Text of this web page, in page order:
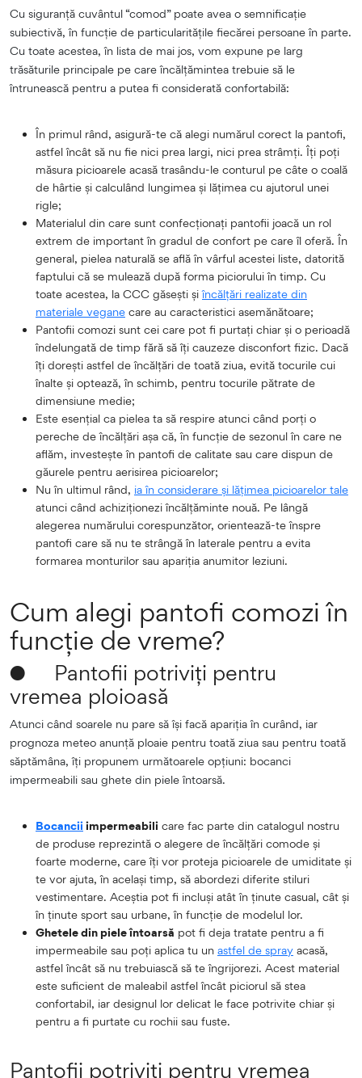
Cu siguranță cuvântul “comod” poate avea o semnificație
subiectivă, în funcție de particularitățile fiecărei persoane în parte.
Cu toate acestea, în lista de mai jos, vom expune pe larg
trăsăturile principale pe care încălțămintea trebuie să le
întrunească pentru a putea fi considerată confortabilă:
În primul rând, asigură-te că alegi numărul corect la pantofi,
astfel încât să nu fie nici prea largi, nici prea strâmți. Îți poți
măsura picioarele acasă trasându-le conturul pe câte o coală
de hârtie și calculând lungimea și lățimea cu ajutorul unei
rigle;
Materialul din care sunt confecționați pantofii joacă un rol
extrem de important în gradul de confort pe care îl oferă. În
general, pielea naturală se află în vârful acestei liste, datorită
faptului că se mulează după forma piciorului în timp. Cu
toate acestea, la CCC găsești șiîncălțări realizate din
materiale vegane care au caracteristici asemănătoare;
Pantofii comozi sunt cei care pot fi purtați chiar și o perioadă
îndelungată de timp fără să îți cauzeze disconfort fizic. Dacă
îți dorești astfel de încălțări de toată ziua, evită tocurile cui
înalte și optează, în schimb, pentru tocurile pătrate de
dimensiune medie;
Este esențial ca pielea ta să respire atunci când porți o
pereche de încălțări așa că, în funcție de sezonul în care ne
aflăm, investește în pantofi de calitate sau care dispun de
găurele pentru aerisirea picioarelor;
Nu în ultimul rând, ia în considerare și lățimea picioarelor tale
atunci când achiziționezi încălțăminte nouă. Pe lângă
alegerea numărului corespunzător, orientează-te înspre
pantofi care să nu te strângă în laterale pentru a evita
formarea monturilor sau apariția anumitor leziuni.
Cum alegi pantofi comozi în
funcție de vreme?
● Pantofii potriviți pentru
vremea ploioasă
Atunci când soarele nu pare să își facă apariția în curând, iar
prognoza meteo anunță ploaie pentru toată ziua sau pentru toată
săptămâna, îți propunem următoarele opțiuni: bocanci
impermeabili sau ghete din piele întoarsă.
Bocanciiimpermeabili care fac parte din catalogul nostru
de produse reprezintă o alegere de încălțări comode și
foarte moderne, care îți vor proteja picioarele de umiditate și
te vor ajuta, în același timp, să abordezi diferite stiluri
vestimentare. Aceștia pot fi incluși atât în ținute casual, cât și
în ținute sport sau urbane, în funcție de modelul lor.
Ghetele din piele întoarsă pot fi deja tratate pentru a fi
impermeabile sau poți aplica tu un astfel de spray acasă,
astfel încât să nu trebuiască să te îngrijorezi. Acest material
este suficient de maleabil astfel încât piciorul să stea
confortabil, iar designul lor delicat le face potrivite chiar și
pentru a fi purtate cu rochii sau fuste.
Pantofii potriviți pentru vremea